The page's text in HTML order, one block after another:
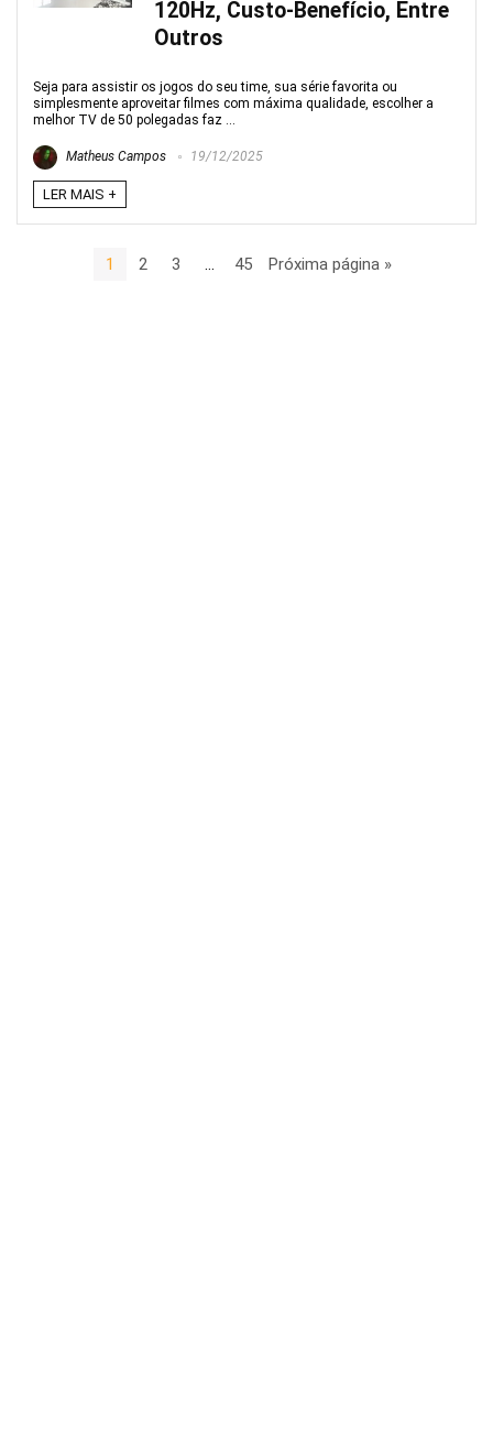
120Hz, Custo-Benefício, Entre
Outros
Seja para assistir os jogos do seu time, sua série favorita ou
simplesmente aproveitar filmes com máxima qualidade, escolher a
melhor TV de 50 polegadas faz ...
Matheus Campos 19/12/2025
LER MAIS +
1 2 3 45 Próxima página »